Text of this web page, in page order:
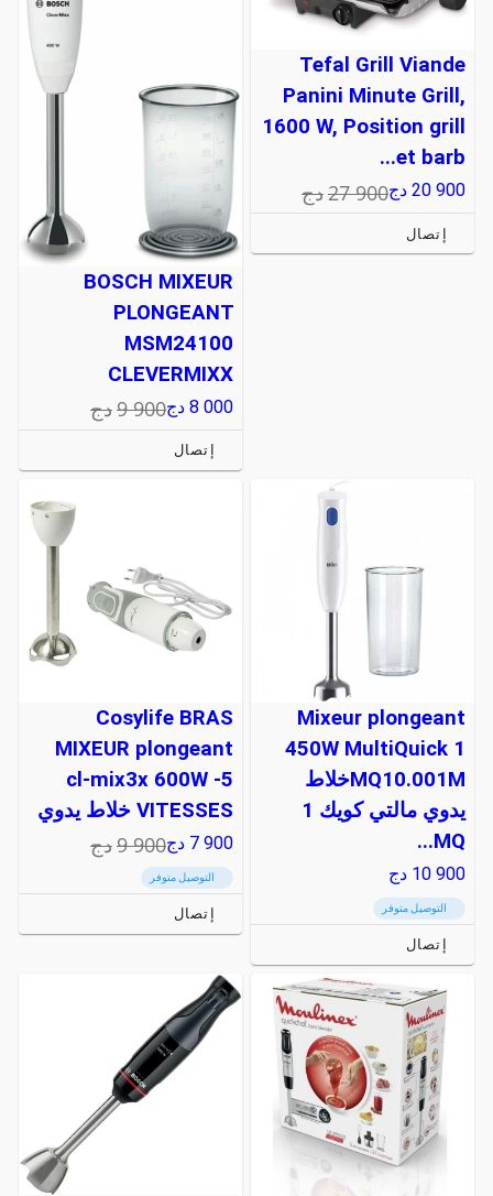
Tefal Grill Viande
Panini Minute Grill,
1600 W, Position grill
et barb...
20 900 دج27 900دج
إتصال
BOSCH MIXEUR
PLONGEANT
MSM24100
CLEVERMIXX
8 000 دج9 900دج
إتصال
Mixeur plongeant
450W MultiQuick 1
MQ10.001Mخلاط
يدوي مالتي كويك 1
MQ...
10 900 دج
التوصيل متوفر
إتصال
Cosylife BRAS
MIXEUR plongeant
cl-mix3x 600W -5
VITESSES خلاط يدوي
7 900 دج9 900دج
التوصيل متوفر
إتصال